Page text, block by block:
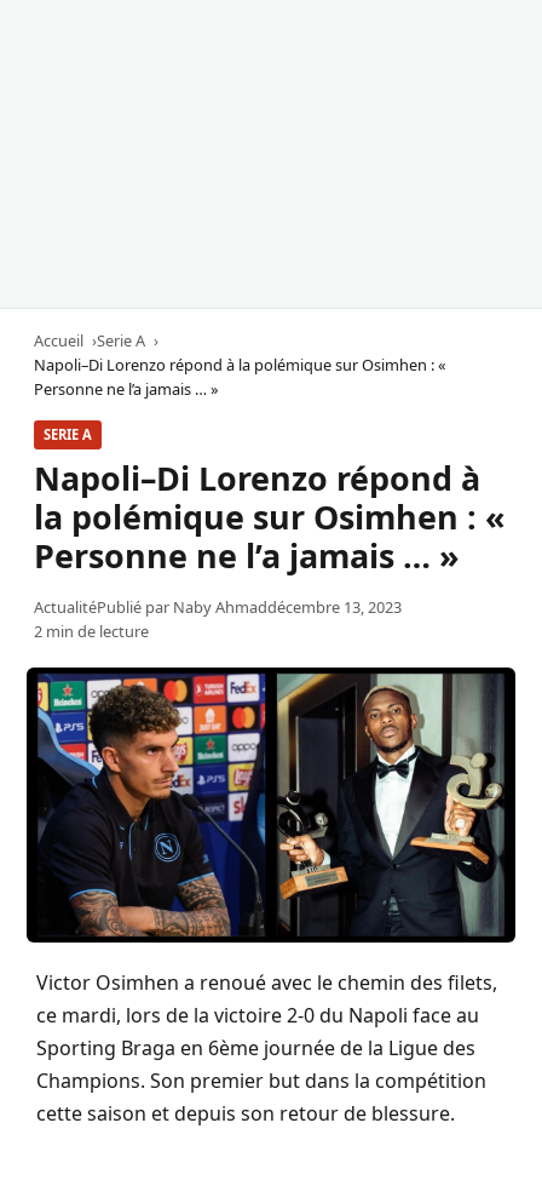
Accueil
Serie A
Napoli–Di Lorenzo répond à la polémique sur Osimhen : «
Personne ne l’a jamais … »
SERIE A
Napoli–Di Lorenzo répond à
la polémique sur Osimhen : «
Personne ne l’a jamais … »
ActualitéPublié par Naby Ahmaddécembre 13, 2023
2 min de lecture
Victor Osimhen a renoué avec le chemin des filets,
ce mardi, lors de la victoire 2-0 du Napoli face au
Sporting Braga en 6ème journée de la Ligue des
Champions. Son premier but dans la compétition
cette saison et depuis son retour de blessure.